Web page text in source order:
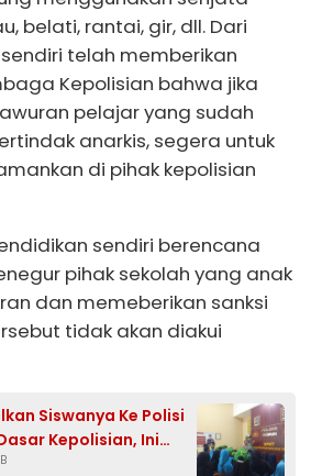
belati, rantai, gir, dll. Dari
telah memberikan
Kepolisian bahwa jika
pelajar yang sudah
anarkis, segera untuk
di pihak kepolisian
sendiri berencana
pihak sekolah yang anak
dan memeberikan sanksi
tidak akan diakui
Siswanya Ke Polisi
Kepolisian, Ini